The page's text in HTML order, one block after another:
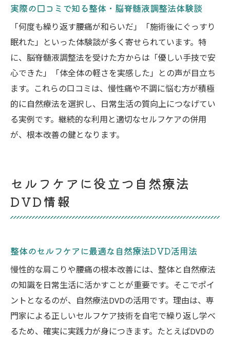
実際の口コミで知る整体・脳脊髄液調整法体験談
「何度も繰り返す腰痛が和らいだ」「施術後にぐっすり
眠れた」といった体験談が多く寄せられています。特
に、脳脊髄液調整法を受けた方からは「優しい手技で安
心できた」「体全体の軽さを実感した」との声が目立ち
ます。これらの口コミは、慢性痛や不調に悩む方が積極
的に自然療法を選択し、日常生活の質向上につなげてい
る実例です。継続的な利用と適切なセルフケアの併用
が、根本改善の鍵となります。
セルフケアに役立つ自然療法
DVD情報
整体のセルフケアに最適な自然療法DVD活用法
慢性的な肩こりや腰痛の根本改善には、整体と自然療法
の知識を日常生活に活かすことが重要です。そこでポイ
ントとなるのが、自然療法DVDの活用です。理由は、専
門家による正しいセルフケア技術を自宅で繰り返し学べ
るため、確実に実践力が身につきます。たとえばDVDの